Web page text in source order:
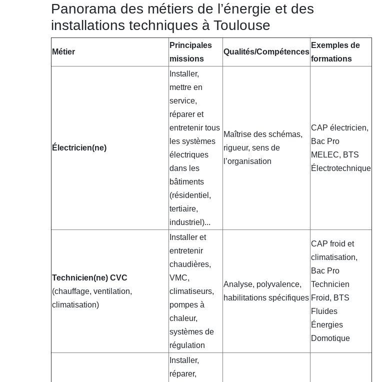
Panorama des métiers de l’énergie et des
installations techniques à Toulouse
Métier
Principales
missions
Qualités/Compétences
Exemples de
formations
Électricien(ne)
Installer,
mettre en
service,
réparer et
entretenir tous
les systèmes
électriques
dans les
bâtiments
(résidentiel,
tertiaire,
industriel)...
Maîtrise des schémas,
rigueur, sens de
l’organisation
CAP électricien,
Bac Pro
MELEC, BTS
Électrotechnique
Technicien(ne) CVC
(chauffage, ventilation,
climatisation)
Installer et
entretenir
chaudières,
VMC,
climatiseurs,
pompes à
chaleur,
systèmes de
régulation
Analyse, polyvalence,
habilitations spécifiques
CAP froid et
climatisation,
Bac Pro
Technicien
Froid, BTS
Fluides
Énergies
Domotique
Installer,
réparer,